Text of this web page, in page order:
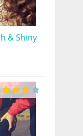
& Shiny